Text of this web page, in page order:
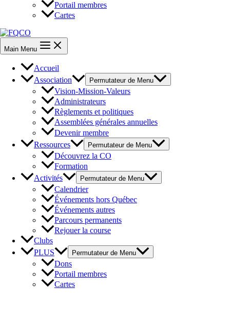
Portail membres
Cartes
Main Menu
Accueil
Association
Permutateur de Menu
Vision-Mission-Valeurs
Administrateurs
Règlements et politiques
Assemblées générales annuelles
Devenir membre
Ressources
Permutateur de Menu
Découvrez la CO
Formation
Activités
Permutateur de Menu
Calendrier
Événements hors Québec
Événements autres
Parcours permanents
Rejouer la course
Clubs
PLUS
Permutateur de Menu
Dons
Portail membres
Cartes